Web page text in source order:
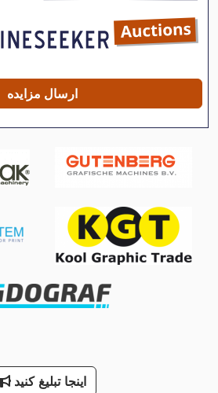
ارسال مزایده
اینجا تبلیغ کنید